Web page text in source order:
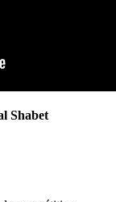
Shabet